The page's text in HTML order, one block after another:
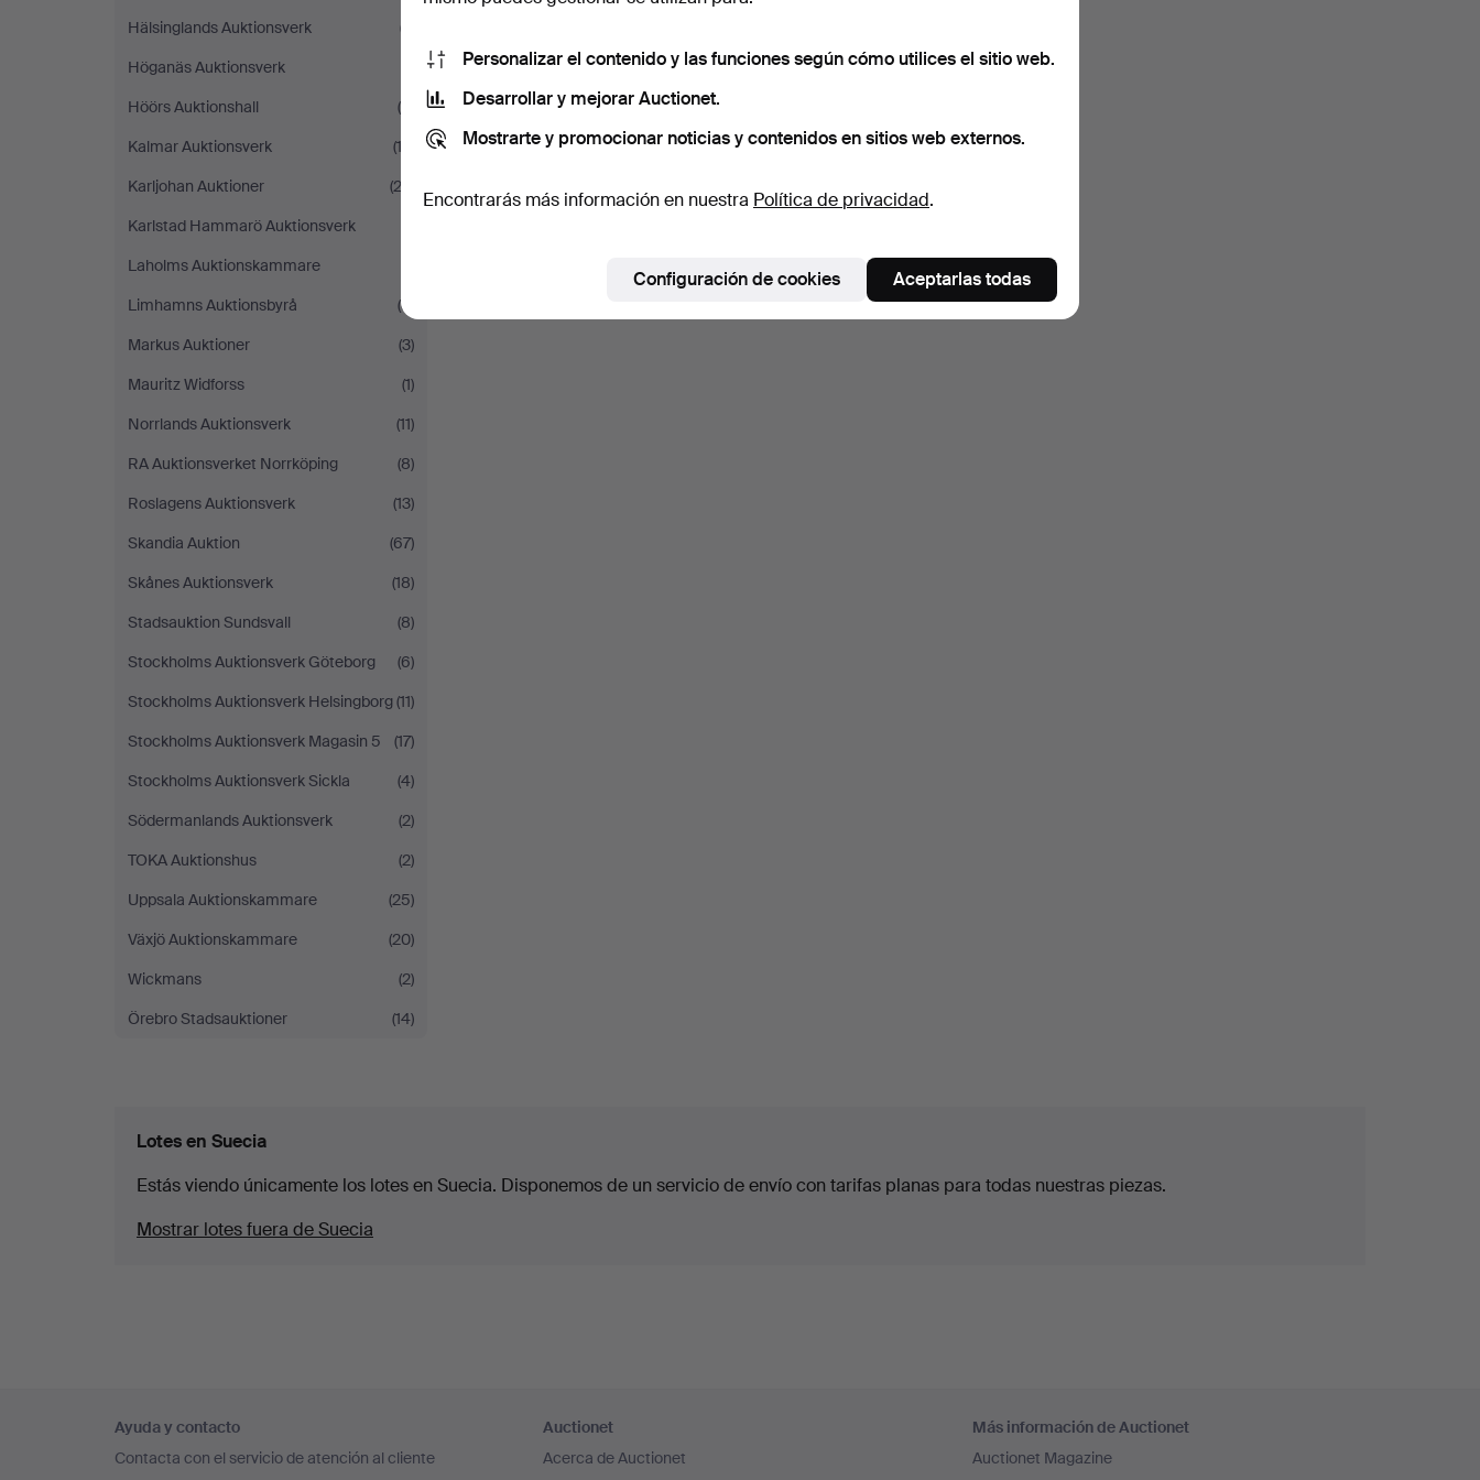
Hälsinglands Auktionsverk
(7)
Höganäs Auktionsverk
Höörs Auktionshall
(4)
Kalmar Auktionsverk
(13)
Karljohan Auktioner
(23)
Karlstad Hammarö Auktionsverk
Laholms Auktionskammare
Limhamns Auktionsbyrå
(8)
Markus Auktioner
(3)
Mauritz Widforss
(1)
Norrlands Auktionsverk
(11)
RA Auktionsverket Norrköping
(8)
Roslagens Auktionsverk
(13)
Skandia Auktion
(67)
Skånes Auktionsverk
(18)
Stadsauktion Sundsvall
(8)
Stockholms Auktionsverk Göteborg
(6)
Stockholms Auktionsverk Helsingborg(11)
Stockholms Auktionsverk Magasin 5
(17)
Stockholms Auktionsverk Sickla
(4)
Södermanlands Auktionsverk
(2)
TOKA Auktionshus
(2)
Uppsala Auktionskammare
(25)
Växjö Auktionskammare
(20)
Wickmans
(2)
Örebro Stadsauktioner
(14)
Lotes en Suecia
Estás viendo únicamente los lotes en Suecia. Disponemos de un servicio de envío con tarifas planas para todas nuestras piezas.
Mostrar lotes fuera de Suecia
en
el
Ayuda y contacto
Contacta con el servicio de atención al cliente
Auctionet
Acerca de Auctionet
Más información de Auctionet
Auctionet Magazine
Personalizar el contenido y las funciones según cómo utilices el sitio web.
Desarrollar y mejorar Auctionet.
Mostrarte y promocionar noticias y contenidos en sitios web externos.
Encontrarás más información en nuestra Política de privacidad.
Configuración de cookies Aceptarlas todas